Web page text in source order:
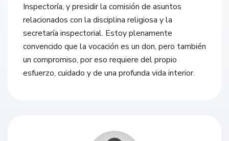
Inspectoría, y presidir la comisión de asuntos
relacionados con la disciplina religiosa y la
secretaría inspectorial. Estoy plenamente
convencido que la vocación es un don, pero también
un compromiso, por eso requiere del propio
esfuerzo, cuidado y de una profunda vida interior.